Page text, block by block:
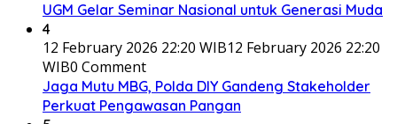
UGM Gelar Seminar Nasional untuk Generasi Muda
4
12 February 2026 22:20 WIB12 February 2026 22:20
WIB0 Comment
Jaga Mutu MBG, Polda DIY Gandeng Stakeholder
Perkuat Pengawasan Pangan